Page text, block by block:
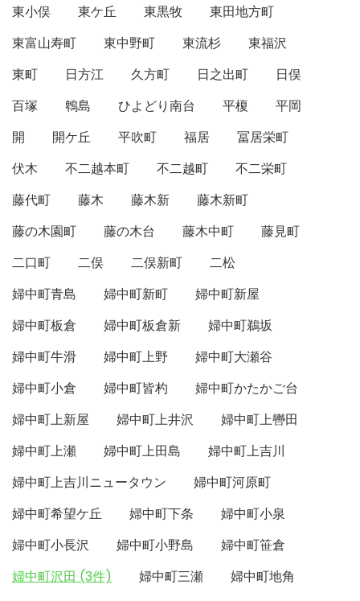
東小俣 東ケ丘 東黒牧
東田地方町
東富山寿町
東中野町 東流杉
東福沢
東町
日方江 久方町 日之出町
日俣
百塚
鵯島 ひよどり南台 平榎
平岡
開
開ケ丘 平吹町 福居
冨居栄町
伏木
不二越本町 不二越町
不二栄町
藤代町
藤木 藤木新
藤木新町
藤の木園町
藤の木台 藤木中町
藤見町
二口町
二俣 二俣新町
二松
婦中町青島
婦中町新町
婦中町新屋
婦中町板倉
婦中町板倉新
婦中町鵜坂
婦中町牛滑
婦中町上野
婦中町大瀬谷
婦中町小倉
婦中町皆杓
婦中町かたかご台
婦中町上新屋
婦中町上井沢
婦中町上轡田
婦中町上瀬
婦中町上田島
婦中町上吉川
婦中町上吉川ニュータウン
婦中町河原町
婦中町希望ケ丘
婦中町下条
婦中町小泉
婦中町小長沢
婦中町小野島
婦中町笹倉
婦中町沢田 (3件)
婦中町三瀬
婦中町地角